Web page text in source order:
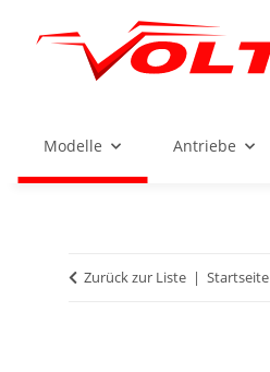
Modelle Antriebe
Zurück zur Liste Startseite